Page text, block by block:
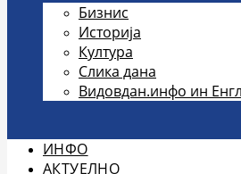
Бизнис
Историја
Култура
Слика дана
Видовдан.инфо ин
ИНФО
АКТУЕЛНО